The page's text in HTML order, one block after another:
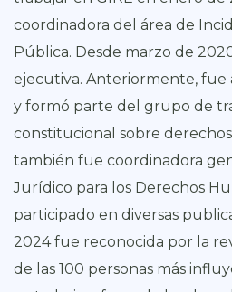
coordinadora del área de
Pública. Desde marzo de
ejecutiva. Anteriormente, fue
y formó parte del grupo de
constitucional sobre
también fue coordinadora
Jurídico para los Derechos
participado en diversas
2024 fue reconocida por la
de las 100 personas más